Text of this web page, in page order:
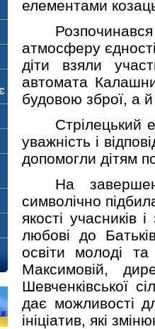
елементами
Розпочинався
атмосферу
діти взяли
автомата
будовою зброї, а
Стрілецький
уважність і
допомогли дітям
На
символічно
якості учасників
любові до
освіти молоді
Максимовій,
Шевченківської
дає можливості
ініціатив, які